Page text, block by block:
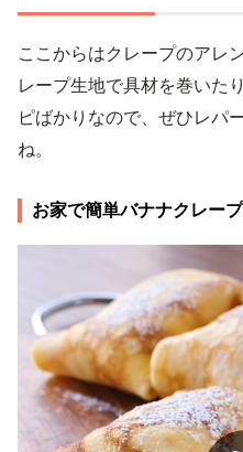
ここからはクレープのアレ
レープ生地で具材を巻いた
ピばかりなので、ぜひレパ
ね。
お家で簡単バナナクレープ